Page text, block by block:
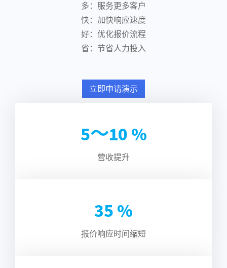
多：服务更多客户​
快：加快响应速度​
好：优化报价流程​
省：节省人力投入
立即申请演示
5～10 %
营收提升
35 %
报价响应时间缩短